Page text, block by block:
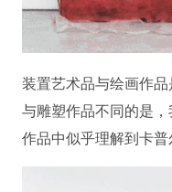
装置艺术品与绘画作品
与雕塑作品不同的是
作品中似乎理解到卡普